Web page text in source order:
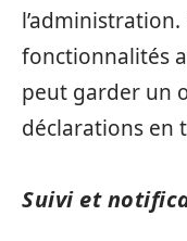
fonctionnalités
peut garder un
déclarations en
Suivi et